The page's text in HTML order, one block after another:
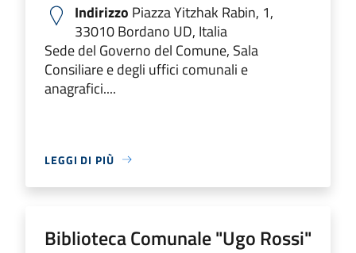
Indirizzo Piazza Yitzhak Rabin, 1,
33010 Bordano UD, Italia
Sede del Governo del Comune, Sala
Consiliare e degli uffici comunali e
anagrafici....
LEGGI DI PIÙ
Biblioteca Comunale "Ugo Rossi"